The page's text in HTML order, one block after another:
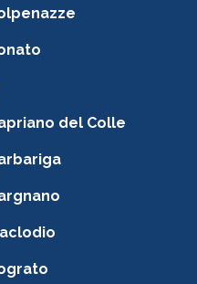
del Colle